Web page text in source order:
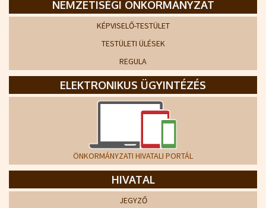
NEMZETISÉGI ÖNKORMÁNYZAT
KÉPVISELŐ-TESTÜLET
TESTÜLETI ÜLÉSEK
REGULA
ELEKTRONIKUS ÜGYINTÉZÉS
ÖNKORMÁNYZATI HIVATALI PORTÁL
HIVATAL
JEGYZŐ